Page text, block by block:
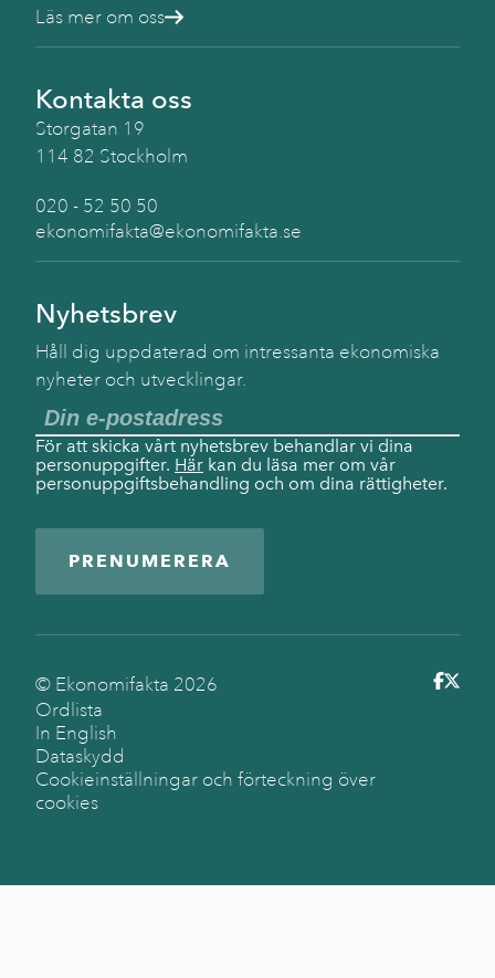
Läs mer om oss
Kontakta oss
Storgatan 19
114 82 Stockholm
020 - 52 50 50
ekonomifakta@ekonomifakta.se
Nyhetsbrev
Håll dig uppdaterad om intressanta ekonomiska
nyheter och utvecklingar.
För att skicka vårt nyhetsbrev behandlar vi dina
personuppgifter. Här kan du läsa mer om vår
personuppgiftsbehandling och om dina rättigheter.
PRENUMERERA
© Ekonomifakta 2026
Ordlista
In English
Dataskydd
Cookieinställningar och förteckning över
cookies